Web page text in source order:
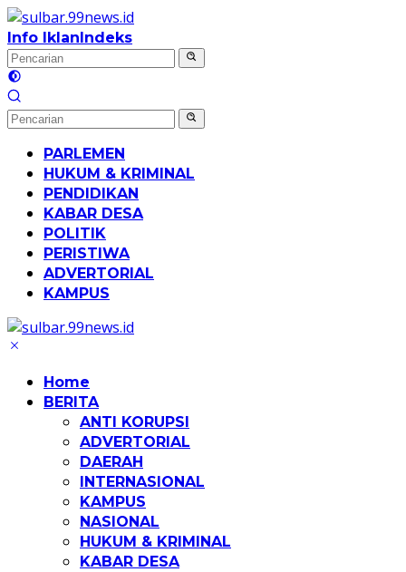
Langsung
ke
konten
Info IklanIndeks
PARLEMEN
HUKUM & KRIMINAL
PENDIDIKAN
KABAR DESA
POLITIK
PERISTIWA
ADVERTORIAL
KAMPUS
Home
BERITA
ANTI KORUPSI
ADVERTORIAL
DAERAH
INTERNASIONAL
KAMPUS
NASIONAL
HUKUM & KRIMINAL
KABAR DESA